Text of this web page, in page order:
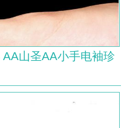
山圣AA小手电袖珍